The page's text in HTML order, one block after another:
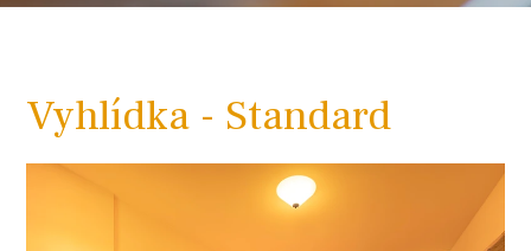
Vyhlídka - Standard